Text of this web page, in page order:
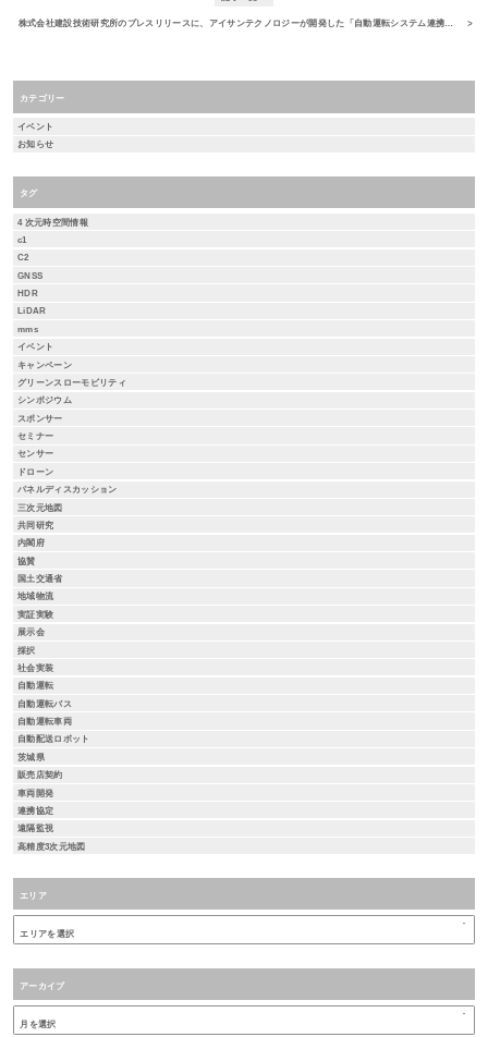
株式会社建設技術研究所のプレスリリースに、アイサンテクノロジーが開発した「自動運転システム連携モジュール」が紹介されました
カテゴリー
イベント
お知らせ
タグ
4 次元時空間情報
c1
C2
GNSS
HDR
LiDAR
mms
イベント
キャンペーン
グリーンスローモビリティ
シンポジウム
スポンサー
セミナー
センサー
ドローン
パネルディスカッション
三次元地図
共同研究
内閣府
協賛
国土交通省
地域物流
実証実験
展示会
採択
社会実装
自動運転
自動運転バス
自動運転車両
自動配送ロボット
茨城県
販売店契約
車両開発
連携協定
遠隔監視
高精度3次元地図
エリア
アーカイブ